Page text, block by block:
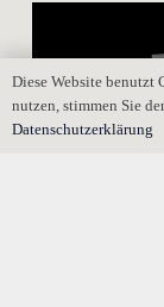
Diese Website benutzt
nutzen, stimmen Sie
Datenschutzerklärung